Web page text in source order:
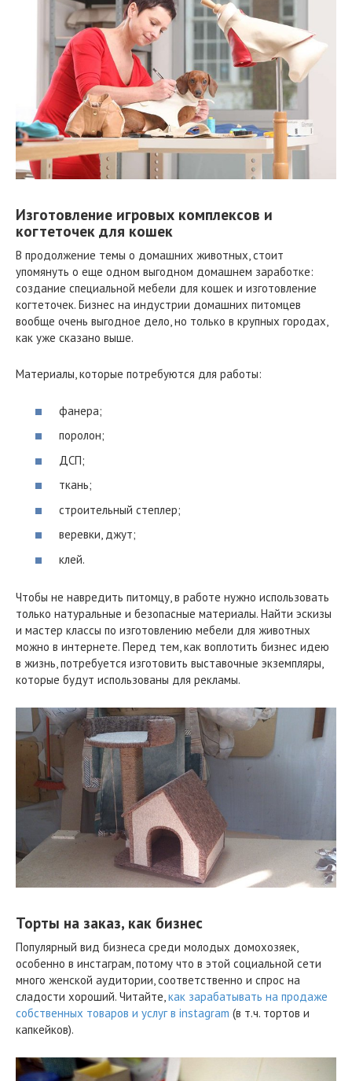
Изготовление игровых комплексов и
когтеточек для кошек
В продолжение темы о домашних животных, стоит
упомянуть о еще одном выгодном домашнем заработке:
создание специальной мебели для кошек и изготовление
когтеточек. Бизнес на индустрии домашних питомцев
вообще очень выгодное дело, но только в крупных городах,
как уже сказано выше.
Материалы, которые потребуются для работы:
фанера;
поролон;
ДСП;
ткань;
строительный степлер;
веревки, джут;
клей.
Чтобы не навредить питомцу, в работе нужно использовать
только натуральные и безопасные материалы. Найти эскизы
и мастер классы по изготовлению мебели для животных
можно в интернете. Перед тем, как воплотить бизнес идею
в жизнь, потребуется изготовить выставочные экземпляры,
которые будут использованы для рекламы.
Торты на заказ, как бизнес
Популярный вид бизнеса среди молодых домохозяек,
особенно в инстаграм, потому что в этой социальной сети
много женской аудитории, соответственно и спрос на
сладости хороший. Читайте,как зарабатывать на продаже
собственных товаров и услуг в instagram (в т.ч. тортов и
капкейков).